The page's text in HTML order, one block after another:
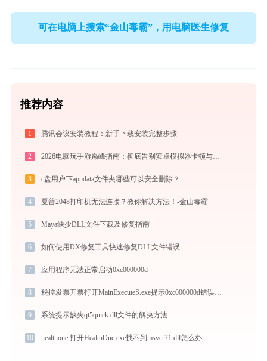
可在电脑上搜索“金山毒霸”，用电脑医生修复
推荐内容
1 腾讯会议安装教程：新手下载安装完整步骤
2 2026电脑玩手游巅峰指南：彻底告别安卓模拟器卡顿与捆绑，体验官方原生多端互通
3 c盘用户下appdata文件夹哪些可以安全删除？
4 夏普2048打印机无法连接？教你解决方法！-金山毒霸
5 Maya缺少DLL文件下载及修复指南
6 如何使用DX修复工具快速修复DLL文件错误
7 应用程序无法正常启动0xc000000d
8 税控发票开票打开MainExecuteS.exe提示0xc000000d错误码怎么办
9 系统提示缺失qt5quick.dll文件的解决方法
10 healthone 打开HealthOne.exe找不到msvcr71.dll怎么办